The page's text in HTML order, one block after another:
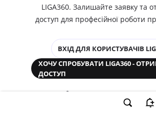
LIGA360. Залишайте заявку та
доступ для професійної роботи
ВХІД ДЛЯ КОРИСТУВАЧІВ
ХОЧУ СПРОБУВАТИ LIGA360 -
ДОСТУП
Корпоративні документи